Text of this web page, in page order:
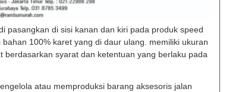
pasangkan di sisi kanan dan kiri pada produk speed
100% karet yang di daur ulang. memiliki ukuran
berdasarkan syarat dan ketentuan yang berlaku pada
atau memproduksi barang aksesoris jalan